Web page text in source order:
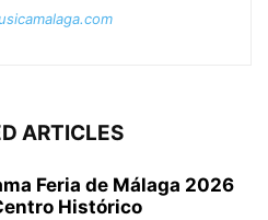
ARTICLES
Feria de Málaga 2026
Histórico